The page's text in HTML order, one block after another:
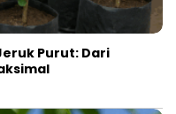
Purut: Dari